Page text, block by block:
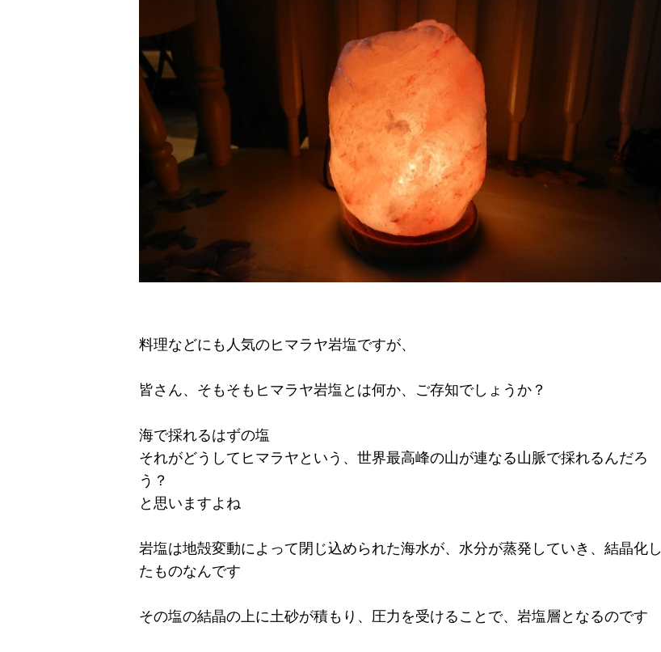
料理などにも人気のヒマラヤ岩塩ですが、
皆さん、そもそもヒマラヤ岩塩とは何か、ご存知でしょうか？
海で採れるはずの塩
それがどうしてヒマラヤという、世界最高峰の山が連なる山脈で採れるんだろ
う？
と思いますよね
岩塩は地殻変動によって閉じ込められた海水が、水分が蒸発していき、結晶化し
たものなんです
その塩の結晶の上に土砂が積もり、圧力を受けることで、岩塩層となるのです